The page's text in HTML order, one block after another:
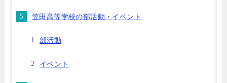
笠田高等学校の部活動・イベント
部活動
イベント